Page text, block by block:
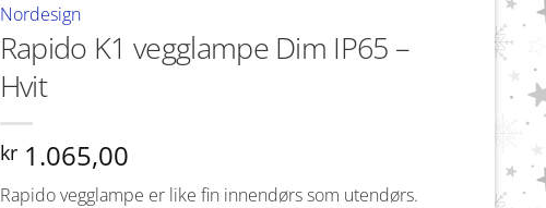
Nordesign
Rapido K1 vegglampe Dim IP65 –
Hvit
kr1.065,00
Rapido vegglampe er like fin innendørs som utendørs.